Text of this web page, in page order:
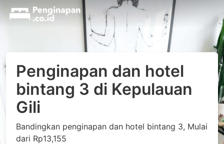
Penginapan dan hotel
bintang 3 di Kepulauan
Gili
Bandingkan penginapan dan hotel bintang 3, Mulai
dari Rp13,155